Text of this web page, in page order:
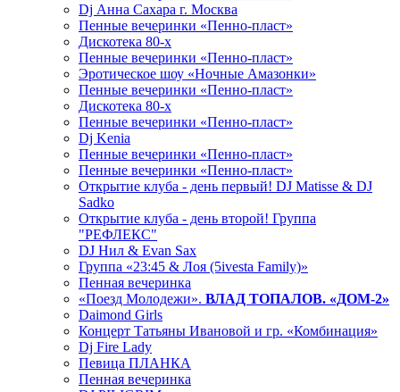
Dj Анна Сахара г. Москва
Пенные вечеринки «Пенно-пласт»
Дискотека 80-х
Пенные вечеринки «Пенно-пласт»
Эротическое шоу «Ночные Амазонки»
Пенные вечеринки «Пенно-пласт»
Дискотека 80-х
Пенные вечеринки «Пенно-пласт»
Dj Kenia
Пенные вечеринки «Пенно-пласт»
Пенные вечеринки «Пенно-пласт»
Открытие клуба - день первый! DJ Matisse & DJ
Sadko
Открытие клуба - день второй! Группа
"РЕФЛЕКС"
DJ Нил & Evan Sax
Группа «23:45 & Лоя (5ivesta Family)»
Пенная вечеринка
«Поезд Молодежи». ВЛАД ТОПАЛОВ. «ДОМ-2»
Daimond Girls
Концерт Татьяны Ивановой и гр. «Комбинация»
Dj Fire Lady
Певица ПЛАНКА
Пенная вечеринка